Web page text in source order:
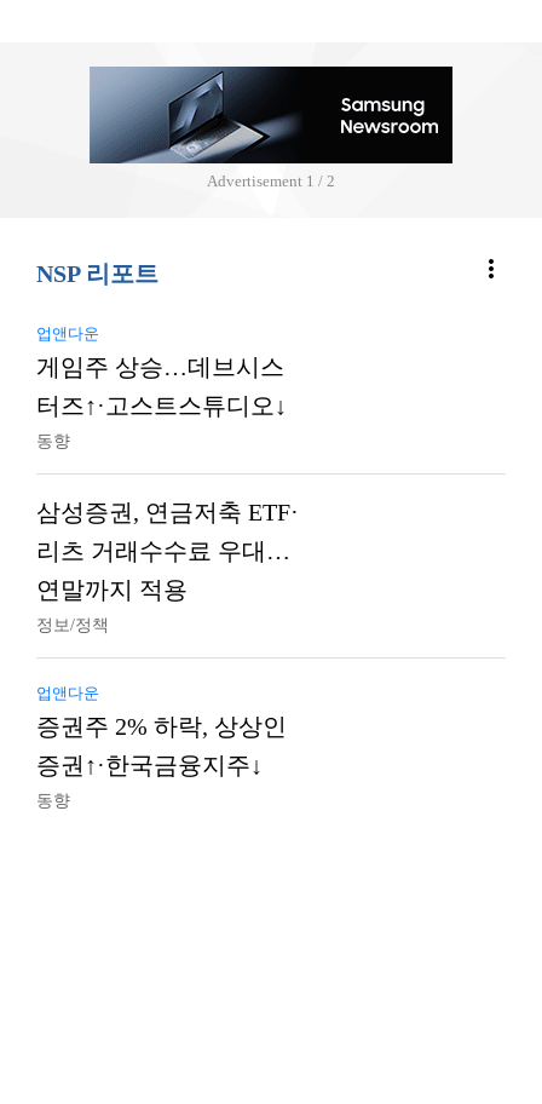
Advertisement 2 / 2
NSP 리포트 more_vert
업앤다운
게임주 상승…데브시스
터즈↑·고스트스튜디오↓
동향
삼성증권, 연금저축 ETF·
리츠 거래수수료 우대…
연말까지 적용
정보/정책
업앤다운
증권주 2% 하락, 상상인
증권↑·한국금융지주↓
동향